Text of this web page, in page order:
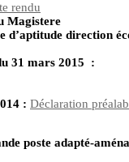
rendu
Magistere
direction
31 mars 2015 :
: Déclaration
poste adapté-